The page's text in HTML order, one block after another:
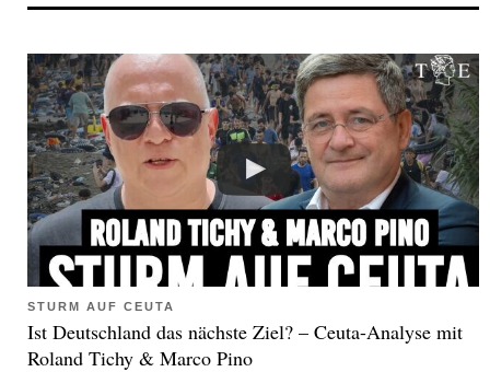
STURM AUF CEUTA
Ist Deutschland das nächste Ziel? – Ceuta-Analyse mit
Roland Tichy & Marco Pino